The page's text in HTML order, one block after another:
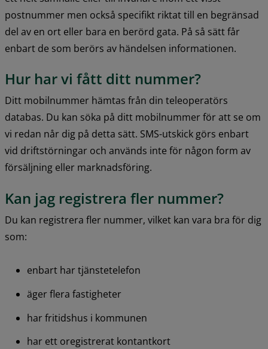
postnummer men också specifikt riktat till en begränsad
del av en ort eller bara en berörd gata. På så sätt får
enbart de som berörs av händelsen informationen.
Hur har vi fått ditt nummer?
Ditt mobilnummer hämtas från din teleoperatörs
databas. Du kan söka på ditt mobilnummer för att se om
vi redan når dig på detta sätt. SMS-utskick görs enbart
vid driftstörningar och används inte för någon form av
försäljning eller marknadsföring.
Kan jag registrera fler nummer?
Du kan registrera fler nummer, vilket kan vara bra för dig
som:
enbart har tjänstetelefon
äger flera fastigheter
har fritidshus i kommunen
har ett oregistrerat kontantkort